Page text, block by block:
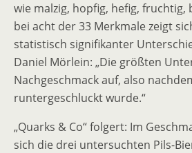
wie malzig, hopfig, hefig,
bei acht der 33 Merkmale zeigt
statistisch signifikanter
Daniel Mörlein: „Die größten
Nachgeschmack auf, also
runtergeschluckt wurde.“
„Quarks & Co“ folgert: Im
sich die drei untersuchten Pils-